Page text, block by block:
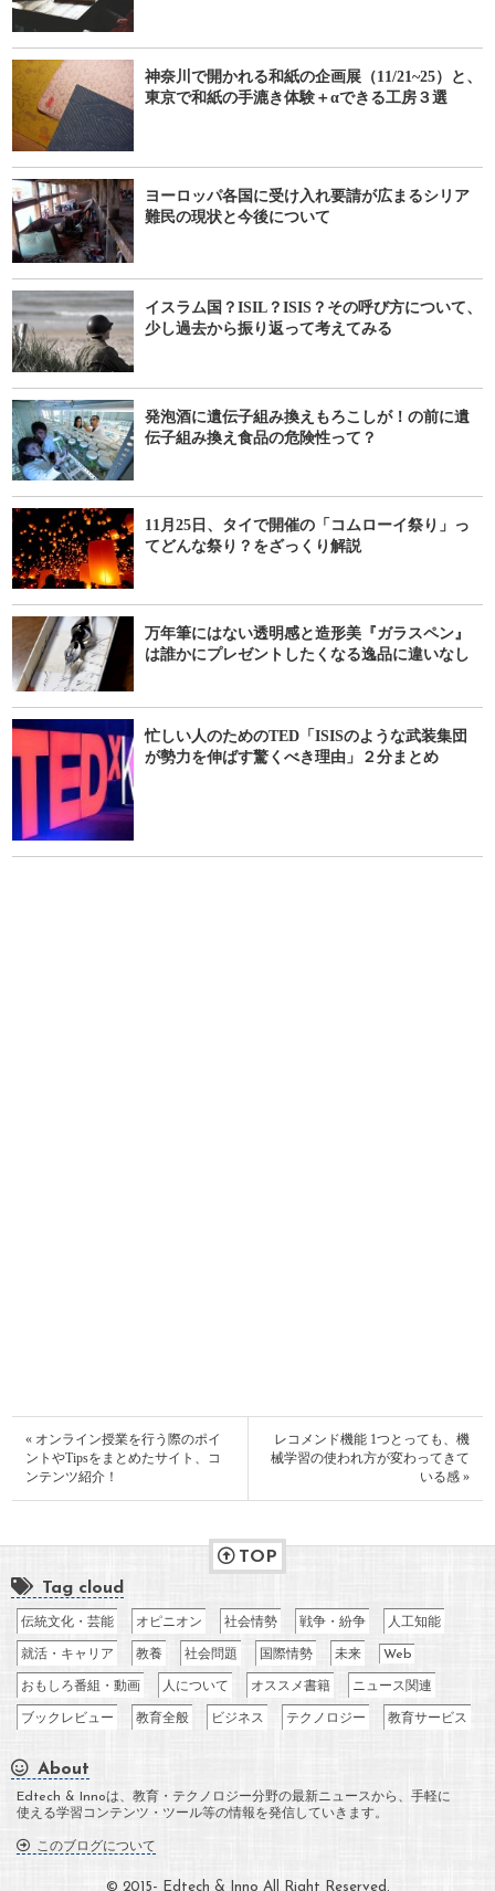
神奈川で開かれる和紙の企画展（11/21~25）と、
東京で和紙の手漉き体験＋αできる工房３選
ヨーロッパ各国に受け入れ要請が広まるシリア
難民の現状と今後について
イスラム国？ISIL？ISIS？その呼び方について、
少し過去から振り返って考えてみる
発泡酒に遺伝子組み換えもろこしが！の前に遺
伝子組み換え食品の危険性って？
11月25日、タイで開催の「コムローイ祭り」っ
てどんな祭り？をざっくり解説
万年筆にはない透明感と造形美『ガラスペン』
は誰かにプレゼントしたくなる逸品に違いなし
忙しい人のためのTED「ISISのような武装集団
が勢力を伸ばす驚くべき理由」２分まとめ
« オンライン授業を行う際のポイ
ントやTipsをまとめたサイト、コ
ンテンツ紹介！
レコメンド機能 1つとっても、機
械学習の使われ方が変わってきて
いる感 »
TOP
Tag cloud
伝統文化・芸能 オピニオン 社会情勢 戦争・紛争 人工知能
就活・キャリア 教養 社会問題 国際情勢 未来 Web
おもしろ番組・動画 人について オススメ書籍 ニュース関連
ブックレビュー 教育全般 ビジネス テクノロジー 教育サービス
About
Edtech & Innoは、教育・テクノロジー分野の最新ニュースから、手軽に
使える学習コンテンツ・ツール等の情報を発信していきます。
このブログについて
© 2015- Edtech & Inno All Right Reserved.